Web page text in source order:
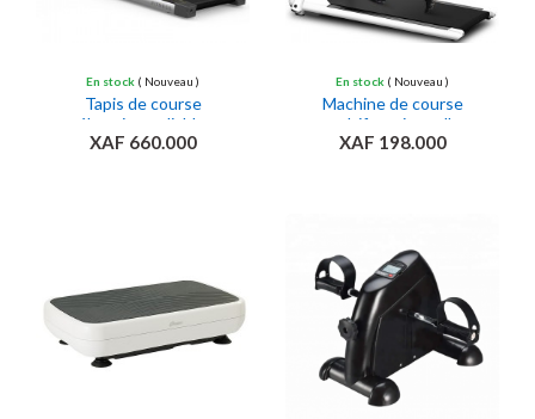
En stock ( Nouveau )
Tapis de course
électrique pliable,
XAF 660.000
En stock ( Nouveau )
Machine de course
multifonctionnelle
XAF 198.000